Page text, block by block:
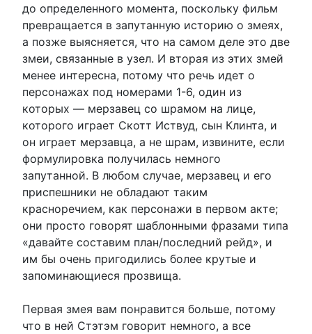
до определенного момента, поскольку фильм
превращается в запутанную историю о змеях,
а позже выясняется, что на самом деле это две
змеи, связанные в узел. И вторая из этих змей
менее интересна, потому что речь идет о
персонажах под номерами 1-6, один из
которых — мерзавец со шрамом на лице,
которого играет Скотт Иствуд, сын Клинта, и
он играет мерзавца, а не шрам, извините, если
формулировка получилась немного
запутанной. В любом случае, мерзавец и его
приспешники не обладают таким
красноречием, как персонажи в первом акте;
они просто говорят шаблонными фразами типа
«давайте составим план/последний рейд», и
им бы очень пригодились более крутые и
запоминающиеся прозвища.
Первая змея вам понравится больше, потому
что в ней Стэтэм говорит немного, а все